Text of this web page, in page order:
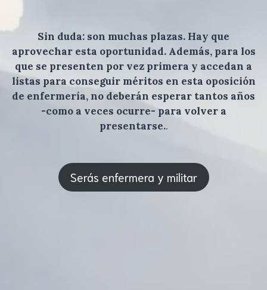
Sin duda: son muchas plazas. Hay que
aprovechar esta oportunidad. Además, para los
que se presenten por vez primera y accedan a
listas para conseguir méritos en esta oposición
de enfermería, no deberán esperar tantos años
-como a veces ocurre- para volver a
presentarse..
Serás enfermera y militar